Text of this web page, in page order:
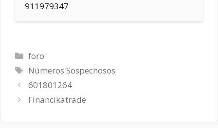
911979347
Categorías
foro
Etiquetas
Números Sospechosos
601801264
Financikatrade